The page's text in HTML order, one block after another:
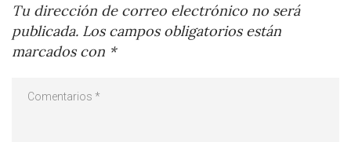
Tu dirección de correo electrónico no será
publicada. Los campos obligatorios están
marcados con *